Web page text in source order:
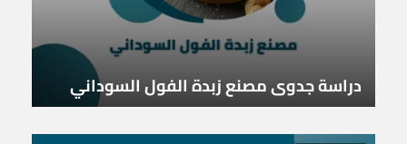
دراسة جدوى مصنع زبدة الفول السوداني